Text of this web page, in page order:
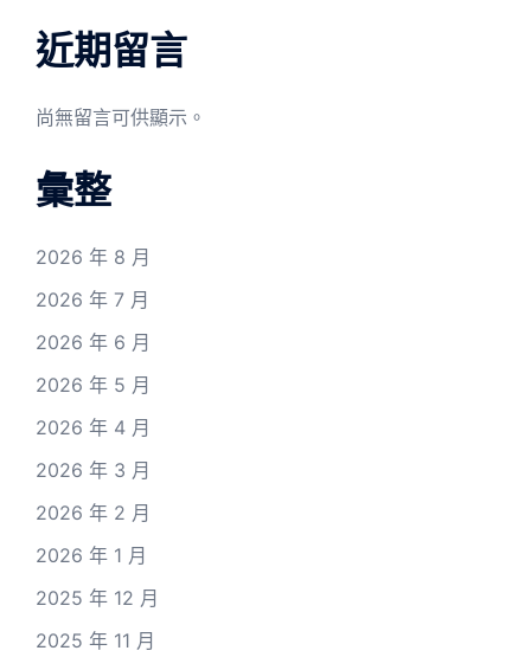
近期留言
尚無留言可供顯示。
彙整
2026 年 8 月
2026 年 7 月
2026 年 6 月
2026 年 5 月
2026 年 4 月
2026 年 3 月
2026 年 2 月
2026 年 1 月
2025 年 12 月
2025 年 11 月